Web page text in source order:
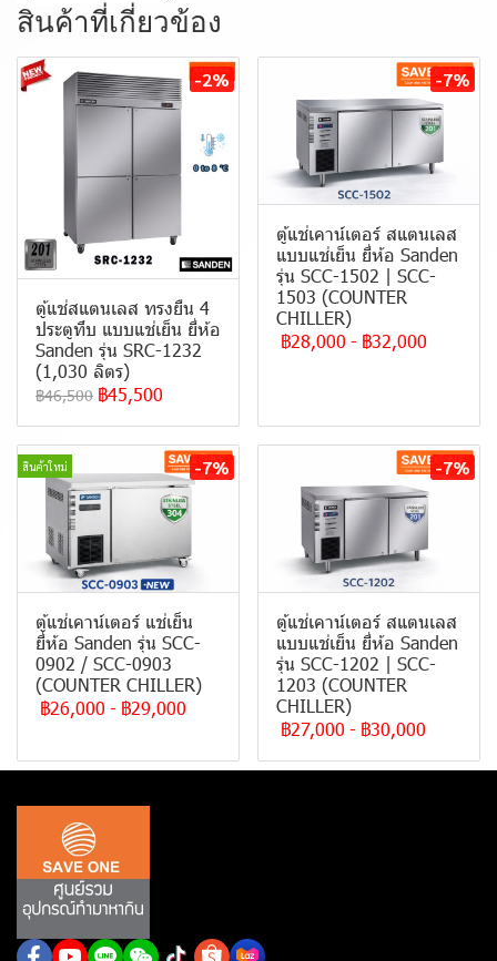
สินค้าที่เกี่ยวข้อง
-2%
ตู้แช่สแตนเลส ทรงยืน 4
ประตูทึบ แบบ แช่เย็น ยี่ห้อ
Sanden รุ่น SRC-1232
(1,030 ลิตร)
฿46,500 ฿45,500
-7%
ตู้แช่เคาน์เตอร์ สแตนเลส
แบบแช่เย็น ยี่ห้อ Sanden
รุ่น SCC-1502 | SCC-
1503 (COUNTER
CHILLER)
฿28,000 - ฿32,000
สินค้าใหม่ -7%
ตู้แช่เคาน์เตอร์ แช่เย็น
ยี่ห้อ Sanden รุ่น SCC-
0902 / SCC-0903
(COUNTER CHILLER)
฿26,000 - ฿29,000
-7%
ตู้แช่เคาน์เตอร์ สแตนเลส
แบบแช่เย็น ยี่ห้อ Sanden
รุ่น SCC-1202 | SCC-
1203 (COUNTER
CHILLER)
฿27,000 - ฿30,000